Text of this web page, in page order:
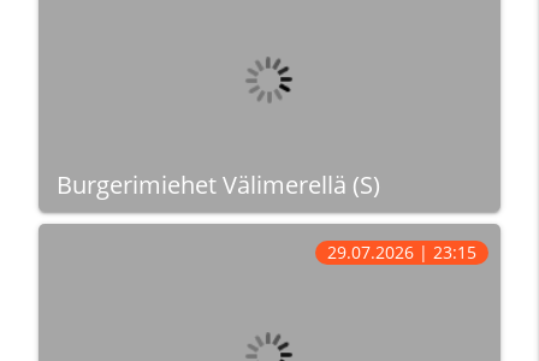
Burgerimiehet Välimerellä (S)
29.07.2026 | 23:15